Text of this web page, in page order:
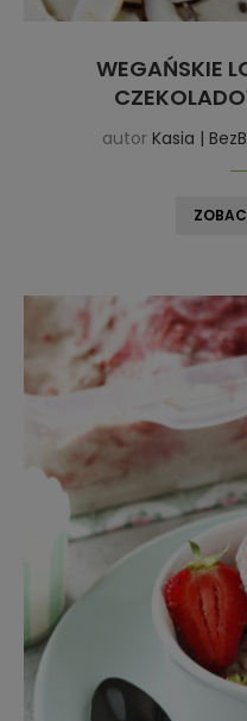
WEGAŃSKIE
autor Kasia |